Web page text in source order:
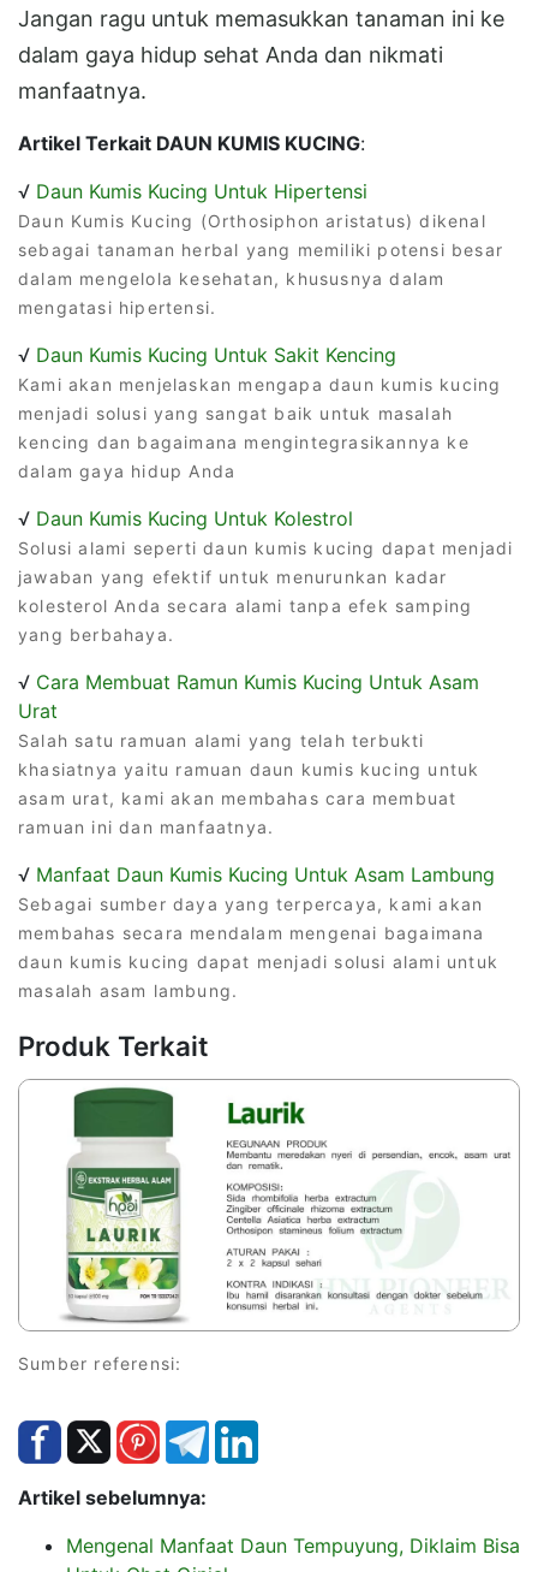
Jangan ragu untuk memasukkan tanaman ini ke
dalam gaya hidup sehat Anda dan nikmati
manfaatnya.
Artikel Terkait DAUN KUMIS KUCING:
√ Daun Kumis Kucing Untuk Hipertensi
Daun Kumis Kucing (Orthosiphon aristatus) dikenal
sebagai tanaman herbal yang memiliki potensi besar
dalam mengelola kesehatan, khususnya dalam
mengatasi hipertensi.
√ Daun Kumis Kucing Untuk Sakit Kencing
Kami akan menjelaskan mengapa daun kumis kucing
menjadi solusi yang sangat baik untuk masalah
kencing dan bagaimana mengintegrasikannya ke
dalam gaya hidup Anda
√ Daun Kumis Kucing Untuk Kolestrol
Solusi alami seperti daun kumis kucing dapat menjadi
jawaban yang efektif untuk menurunkan kadar
kolesterol Anda secara alami tanpa efek samping
yang berbahaya.
√ Cara Membuat Ramun Kumis Kucing Untuk Asam
Urat
Salah satu ramuan alami yang telah terbukti
khasiatnya yaitu ramuan daun kumis kucing untuk
asam urat, kami akan membahas cara membuat
ramuan ini dan manfaatnya.
√ Manfaat Daun Kumis Kucing Untuk Asam Lambung
Sebagai sumber daya yang terpercaya, kami akan
membahas secara mendalam mengenai bagaimana
daun kumis kucing dapat menjadi solusi alami untuk
masalah asam lambung.
Produk Terkait
Sumber referensi:
Artikel sebelumnya:
Mengenal Manfaat Daun Tempuyung, Diklaim Bisa